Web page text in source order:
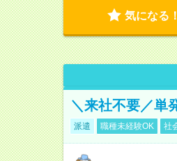
気になる！
＼来社不要／単
派遣 職種未経験OK 社